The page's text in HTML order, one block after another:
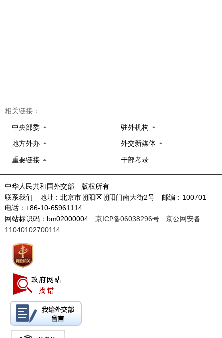
相关链接：
中央部委 驻外机构
地方外办 外交新媒体
重要链接 干部考录
中华人民共和国外交部 版权所有
联系我们 地址：北京市朝阳区朝阳门南大街2号 邮编：100701
电话：+86-10-65961114
网站标识码：bm02000004 京ICP备06038296号
京公网安备
11040102700114